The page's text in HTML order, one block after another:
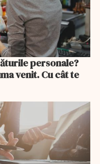
personale?
venit. Cu cât te